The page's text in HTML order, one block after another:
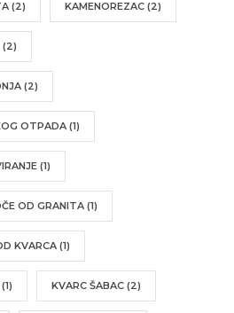
(2) KAMENOREZAC (2)
(2)
(2)
OTPADA (1)
(1)
OD GRANITA (1)
KVARCA (1)
(1) KVARC ŠABAC (2)